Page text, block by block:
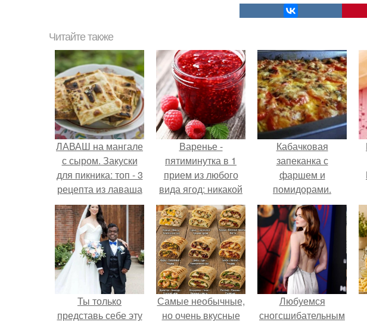
Читайте также
ЛАВАШ на мангале
с сыром. Закуски
для пикника: топ - 3
рецепта из лаваша
на мангале на
любой вкус.
Варенье -
пятиминутка в 1
прием из любого
вида ягод: никакой
длительной варки,
все витамины на
месте!
Кабачковая
запеканка с
фаршем и
помидорами.
Ты только
представь себе эту
Самые необычные,
но очень вкусные
Любуемся
сногсшибательным